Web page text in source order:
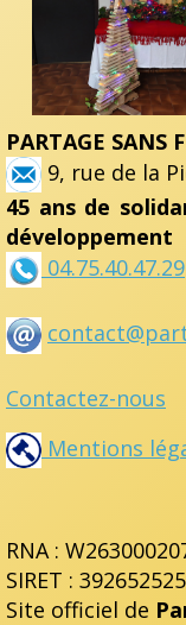
PARTAGE SANS
9, rue de la
45 ans de
développement
04.75.40.47.29
Contactez-nous
Mentions
RNA :
SIRET :
Site officiel de